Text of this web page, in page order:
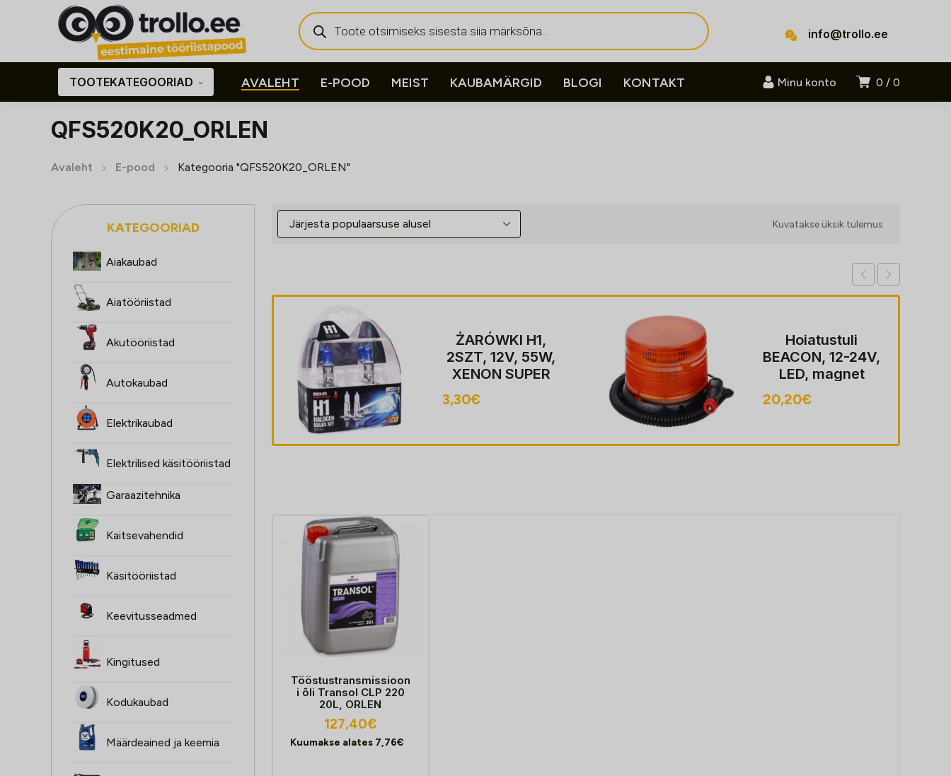
Products
search
info@trollo.ee
0 0
Minu konto
TOOTEKATEGOORIAD AVALEHT E-POOD MEIST KAUBAMÄRGID BLOGI KONTAKT
QFS520K20_ORLEN
Avaleht E-pood Kategooria "QFS520K20_ORLEN"
KATEGOORIAD
Aiakaubad
Aiatööriistad
Akutööriistad
Autokaubad
Elektrikaubad
Elektrilised käsitööriistad
Garaazitehnika
Kaitsevahendid
Käsitööriistad
Keevitusseadmed
Kingitused
Kodukaubad
Määrdeained ja keemia
Kuvatakse üksik tulemus
ŻARÓWKI H4,
60/55W, XENON
SUPER valge
HOMOLOGACJA
ŻARÓWKI H1,
2SZT, 12V, 55W,
XENON SUPER
valge P14,5S,
4000K,
€
Hoiatustuli
BEACON, 12-24V,
LED, magnet
MOUNT, ECE
R10, FLASHING,
koos pistik sobib
20,20€
Tööstustransmissioon
i õli Transol CLP 220
20L, ORLEN
127,40€
Kuumakse alates 7,76€